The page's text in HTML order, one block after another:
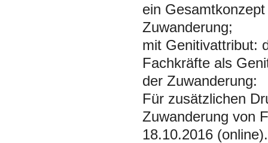
ein
Zuwanderung;
mit Genitivattribut:
Fachkräfte als
der Zuwanderung:
Für zusätzlichen
Zuwanderung von
18.10.2016 (online).